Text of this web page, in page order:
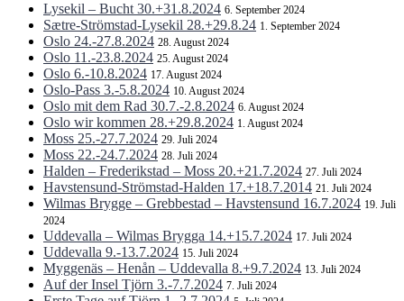
Lysekil – Bucht 30.+31.8.2024 6. September 2024
Sætre-Strömstad-Lysekil 28.+29.8.24 1. September 2024
Oslo 24.-27.8.2024 28. August 2024
Oslo 11.-23.8.2024 25. August 2024
Oslo 6.-10.8.2024 17. August 2024
Oslo-Pass 3.-5.8.2024 10. August 2024
Oslo mit dem Rad 30.7.-2.8.2024 6. August 2024
Oslo wir kommen 28.+29.8.2024 1. August 2024
Moss 25.-27.7.2024 29. Juli 2024
Moss 22.-24.7.2024 28. Juli 2024
Halden – Frederikstad – Moss 20.+21.7.2024 27. Juli 2024
Havstensund-Strömstad-Halden 17.+18.7.2014 21. Juli 2024
Wilmas Brygge – Grebbestad – Havstensund 16.7.2024 19. Juli
2024
Uddevalla – Wilmas Brygga 14.+15.7.2024 17. Juli 2024
Uddevalla 9.-13.7.2024 15. Juli 2024
Myggenäs – Henån – Uddevalla 8.+9.7.2024 13. Juli 2024
Auf der Insel Tjörn 3.-7.7.2024 7. Juli 2024